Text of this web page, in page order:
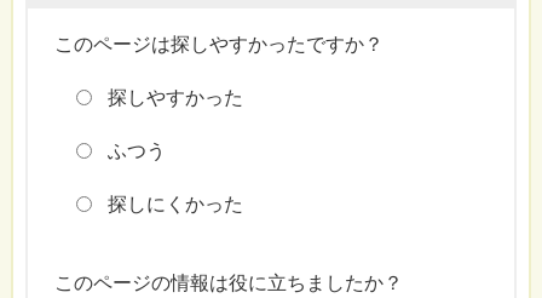
このページは探しやすかったですか？
探しやすかった
ふつう
探しにくかった
このページの情報は役に立ちましたか？